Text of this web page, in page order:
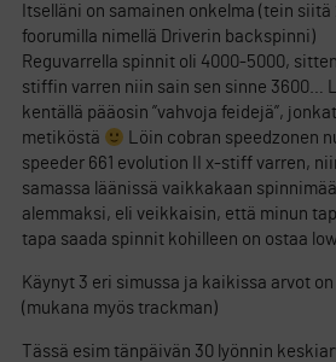
Itselläni on samainen onkelma (tein
foorumilla nimellä Driverin backspinni)
Reguvarrella spinnit oli 4000-5000,
stiffin varren niin sain sen sinne 3600…
kentällä pääosin ”vahvoja feidejä”,
metiköstä
Löin cobran speedzonen
speeder 661 evolution II x-stiff varren,
samassa läänissä vaikkakaan
alemmaksi, eli veikkaisin, että minun
tapa saada spinnit kohilleen on ostaa
Käynyt 3 eri simussa ja kaikissa arvot
(mukana myös trackman)
Tässä esim tänpäivän 30 lyönnin